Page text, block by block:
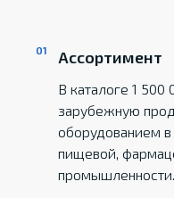
Ассортимент
В каталоге 1 500
зарубежную
оборудованием
пищевой,
промышленности.